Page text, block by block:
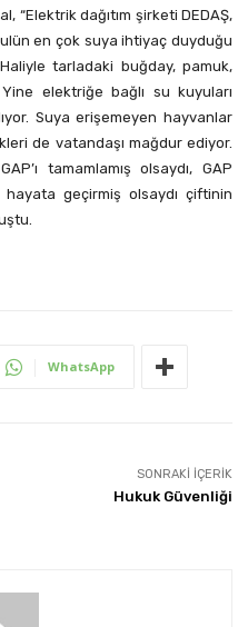
“Elektrik dağıtım şirketi DEDAŞ,
en çok suya ihtiyaç duyduğu
tarladaki buğday, pamuk,
elektriğe bağlı su kuyuları
Suya erişemeyen hayvanlar
de vatandaşı mağdur ediyor.
tamamlamış olsaydı, GAP
hayata geçirmiş olsaydı çiftinin
WhatsApp
SONRAKI İÇERIK
Hukuk Güvenliği